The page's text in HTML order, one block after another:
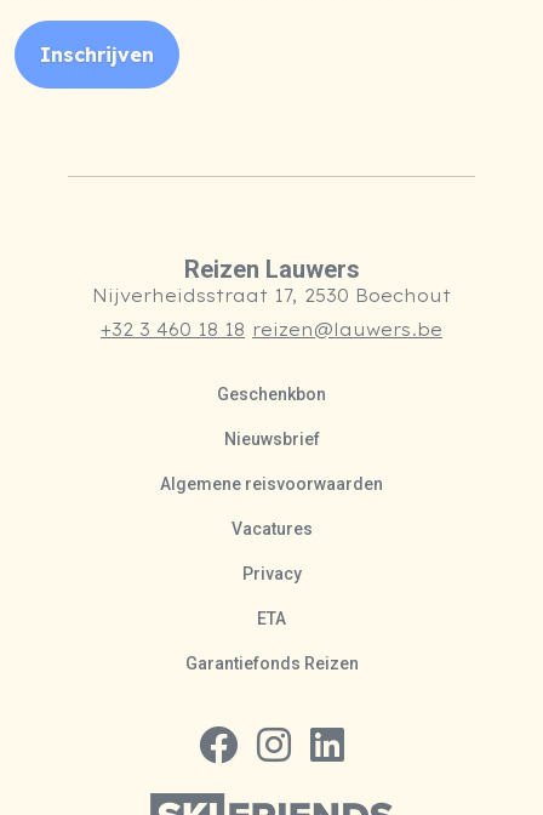
Inschrijven
Reizen Lauwers
Nijverheidsstraat 17, 2530 Boechout
+32 3 460 18 18 reizen@lauwers.be
Geschenkbon
Nieuwsbrief
Algemene reisvoorwaarden
Vacatures
Privacy
ETA
Garantiefonds Reizen
Volg ons op Facebook
Volg ons op Instagram
Volg ons op LinkedIn